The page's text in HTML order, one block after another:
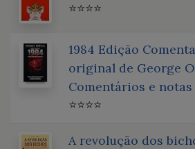
⭐⭐⭐⭐
1984 Edição
original de George
Comentários e
⭐⭐⭐⭐
A revolução dos